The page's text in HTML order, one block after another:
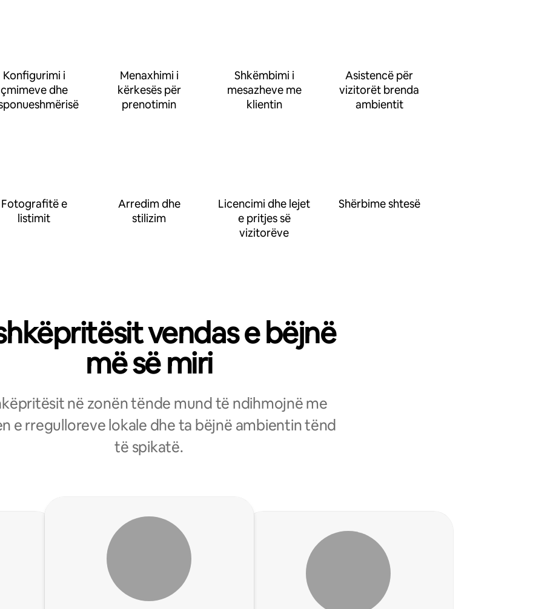
Konfigurimi i
çmimeve dhe
Menaxhimi i
kërkesës për
prenotimin
Shkëmbimi i
mesazheve me
klientin
Asistencë për
vizitorët brenda
ambientit
Fotografitë e
listimit
Arredim dhe
stilizim
Licencimi dhe lejet
e pritjes së
vizitorëve
Shërbime shtesë
vendas e bëjnë
më së miri
në zonën tënde mund të ndihmojnë me
e rregulloreve lokale dhe ta bëjnë ambientin tënd
të spikatë.